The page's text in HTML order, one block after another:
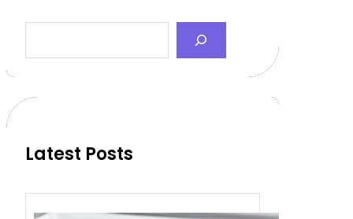
a
c
Latest Posts